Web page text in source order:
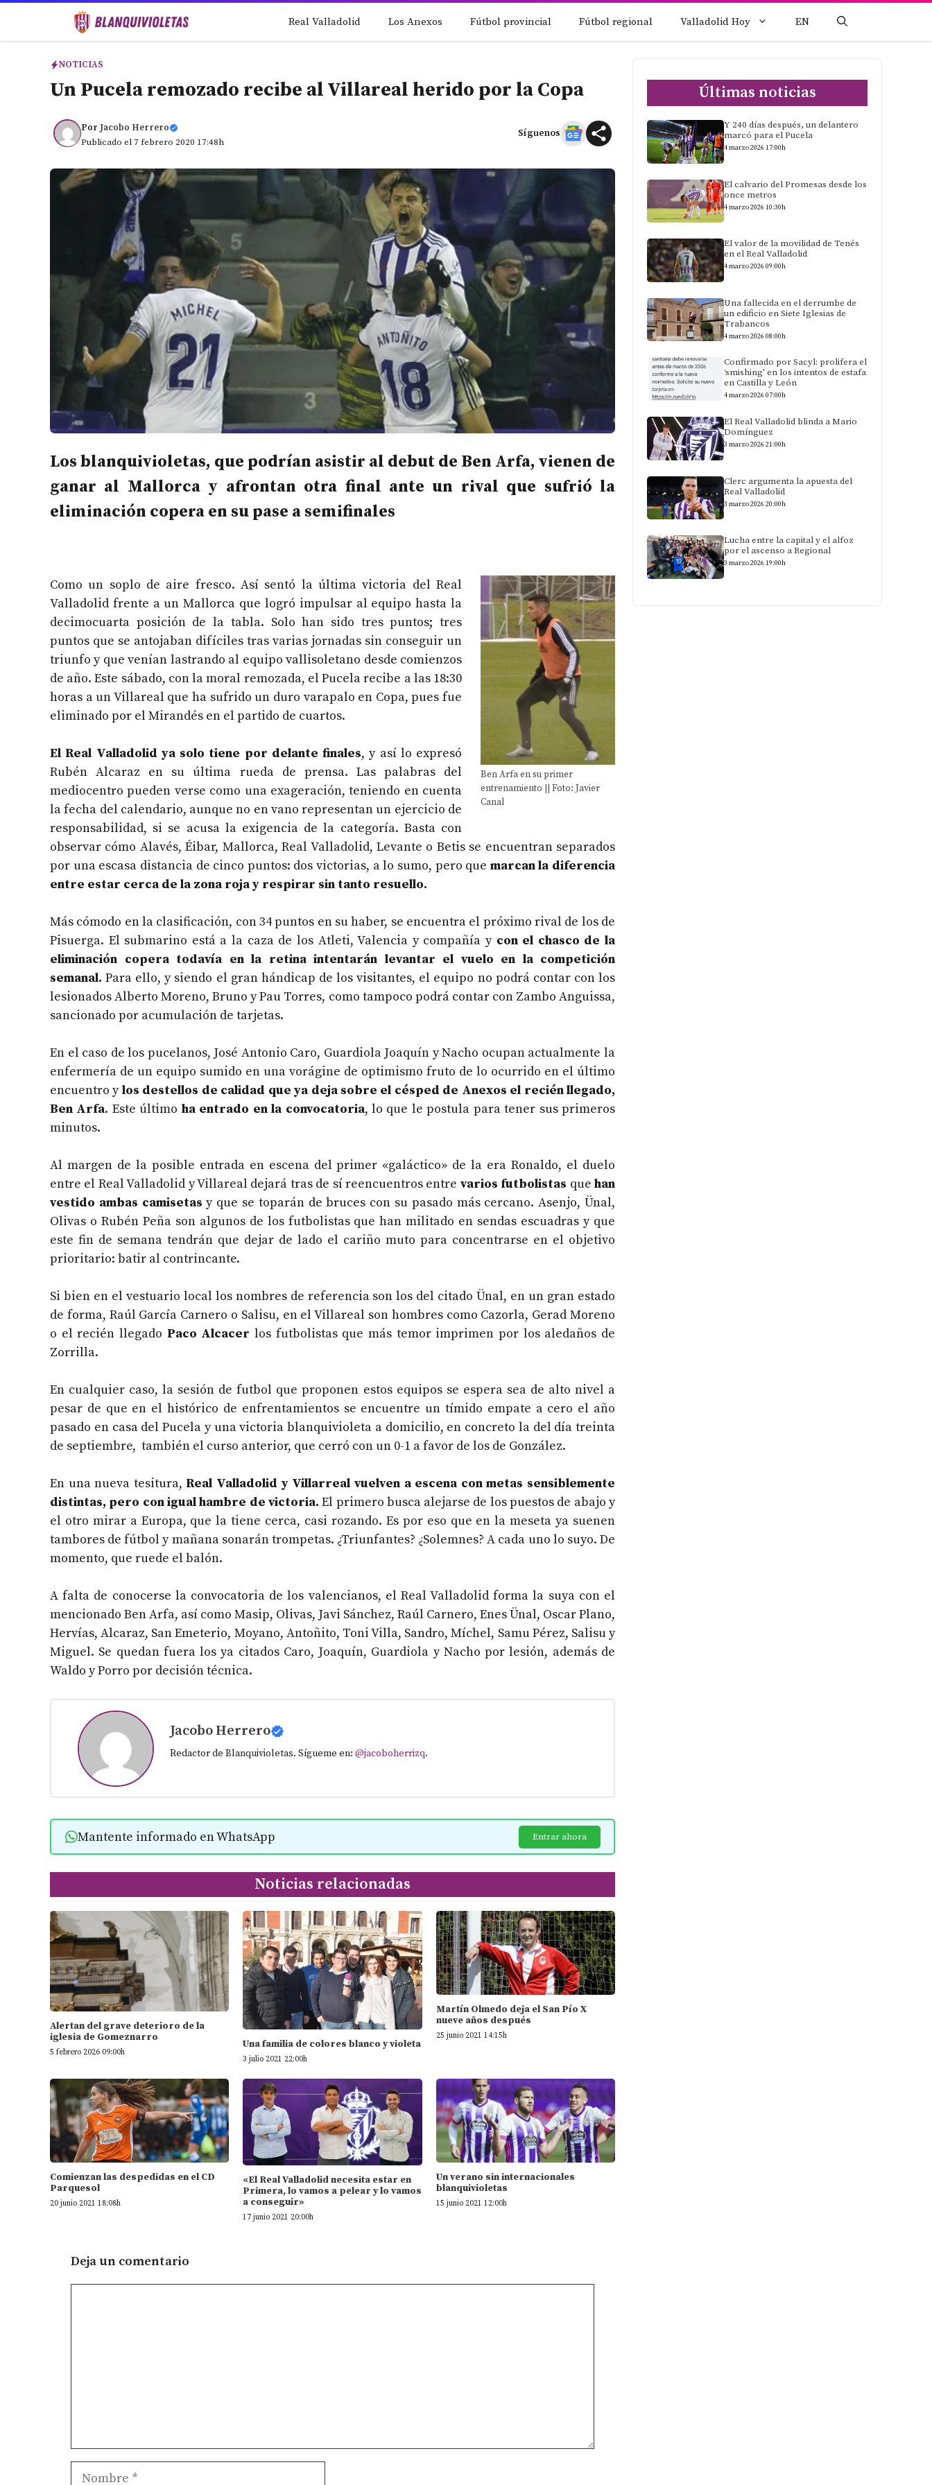
Real Valladolid Los Anexos Fútbol provincial Fútbol regional Valladolid Hoy EN
NOTICIAS
Un Pucela remozado recibe al Villareal herido por la Copa
Por Jacobo Herrero
Publicado el 7 febrero 2020 17:48h
Síguenos
Los blanquivioletas, que podrían asistir al debut de Ben Arfa, vienen de
ganar al Mallorca y afrontan otra final ante un rival que sufrió la
eliminación copera en su pase a semifinales
Ben Arfa en su primer
entrenamiento || Foto: Javier
Canal
Como un soplo de aire fresco. Así sentó la última victoria del Real
Valladolid frente a un Mallorca que logró impulsar al equipo hasta la
decimocuarta posición de la tabla. Solo han sido tres puntos; tres
puntos que se antojaban difíciles tras varias jornadas sin conseguir un
triunfo y que venían lastrando al equipo vallisoletano desde comienzos
de año. Este sábado, con la moral remozada, el Pucela recibe a las 18:30
horas a un Villareal que ha sufrido un duro varapalo en Copa, pues fue
eliminado por el Mirandés en el partido de cuartos.
El Real Valladolid ya solo tiene por delante finales, y así lo expresó
Rubén Alcaraz en su última rueda de prensa. Las palabras del
mediocentro pueden verse como una exageración, teniendo en cuenta
la fecha del calendario, aunque no en vano representan un ejercicio de
responsabilidad, si se acusa la exigencia de la categoría. Basta con
observar cómo Alavés, Éibar, Mallorca, Real Valladolid, Levante o Betis se encuentran separados
por una escasa distancia de cinco puntos: dos victorias, a lo sumo, pero que marcan la diferencia
entre estar cerca de la zona roja y respirar sin tanto resuello.
Más cómodo en la clasificación, con 34 puntos en su haber, se encuentra el próximo rival de los de
Pisuerga. El submarino está a la caza de los Atleti, Valencia y compañía y con el chasco de la
eliminación copera todavía en la retina intentarán levantar el vuelo en la competición
semanal. Para ello, y siendo el gran hándicap de los visitantes, el equipo no podrá contar con los
lesionados Alberto Moreno, Bruno y Pau Torres, como tampoco podrá contar con Zambo Anguissa,
sancionado por acumulación de tarjetas.
En el caso de los pucelanos, José Antonio Caro, Guardiola Joaquín y Nacho ocupan actualmente la
enfermería de un equipo sumido en una vorágine de optimismo fruto de lo ocurrido en el último
encuentro ylos destellos de calidad que ya deja sobre el césped de Anexos el recién llegado,
Ben Arfa. Este último ha entrado en la convocatoria, lo que le postula para tener sus primeros
minutos.
Al margen de la posible entrada en escena del primer «galáctico» de la era Ronaldo, el duelo
entre el Real Valladolid y Villareal dejará tras de sí reencuentros entre varios futbolistas quehan
vestido ambas camisetas y que se toparán de bruces con su pasado más cercano. Asenjo, Ünal,
Olivas o Rubén Peña son algunos de los futbolistas que han militado en sendas escuadras y que
este fin de semana tendrán que dejar de lado el cariño muto para concentrarse en el objetivo
prioritario: batir al contrincante.
Si bien en el vestuario local los nombres de referencia son los del citado Ünal, en un gran estado
de forma, Raúl García Carnero o Salisu, en el Villareal son hombres como Cazorla, Gerad Moreno
o el recién llegado Paco Alcacer los futbolistas que más temor imprimen por los aledaños de
Zorrilla.
En cualquier caso, la sesión de futbol que proponen estos equipos se espera sea de alto nivel a
pesar de que en el histórico de enfrentamientos se encuentre un tímido empate a cero el año
pasado en casa del Pucela y una victoria blanquivioleta a domicilio, en concreto la del día treinta
de septiembre, también el curso anterior, que cerró con un 0-1 a favor de los de González.
En una nueva tesitura, Real Valladolid y Villarreal vuelven a escena con metas sensiblemente
distintas, pero con igual hambre de victoria. El primero busca alejarse de los puestos de abajo y
el otro mirar a Europa, que la tiene cerca, casi rozando. Es por eso que en la meseta ya suenen
tambores de fútbol y mañana sonarán trompetas. ¿Triunfantes? ¿Solemnes? A cada uno lo suyo. De
momento, que ruede el balón.
A falta de conocerse la convocatoria de los valencianos, el Real Valladolid forma la suya con el
mencionado Ben Arfa, así como Masip, Olivas, Javi Sánchez, Raúl Carnero, Enes Ünal, Oscar Plano,
Hervías, Alcaraz, San Emeterio, Moyano, Antoñito, Toni Villa, Sandro, Míchel, Samu Pérez, Salisu y
Miguel. Se quedan fuera los ya citados Caro, Joaquín, Guardiola y Nacho por lesión, además de
Waldo y Porro por decisión técnica.
Jacobo Herrero
Redactor de Blanquivioletas. Sígueme en: @jacoboherrizq.
Mantente informado en WhatsApp Entrar ahora
Noticias relacionadas
Alertan del grave deterioro de la
iglesia de Gomeznarro
5 febrero 2026 09:00h
Una familia de colores blanco y violeta
3 julio 2021 22:00h
Martín Olmedo deja el San Pío X
nueve años después
25 junio 2021 14:15h
Comienzan las despedidas en el CD
Parquesol
20 junio 2021 18:08h
«El Real Valladolid necesita estar en
Primera, lo vamos a pelear y lo vamos
a conseguir»
17 junio 2021 20:00h
Un verano sin internacionales
blanquivioletas
15 junio 2021 12:00h
Deja un comentario
Nombre
Últimas noticias
Y 240 días después, un delantero
marcó para el Pucela
4 marzo 2026 17:00h
El calvario del Promesas desde los
once metros
4 marzo 2026 10:30h
El valor de la movilidad de Tenés
en el Real Valladolid
4 marzo 2026 09:00h
Una fallecida en el derrumbe de
un edificio en Siete Iglesias de
Trabancos
4 marzo 2026 08:00h
Confirmado por Sacyl: prolifera el
‘smishing’ en los intentos de estafa
en Castilla y León
4 marzo 2026 07:00h
El Real Valladolid blinda a Mario
Domínguez
3 marzo 2026 21:00h
Clerc argumenta la apuesta del
Real Valladolid
3 marzo 2026 20:00h
Lucha entre la capital y el alfoz
por el ascenso a Regional
3 marzo 2026 19:00h